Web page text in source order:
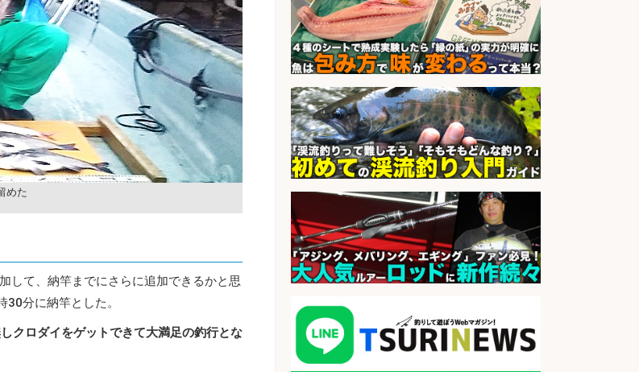
めた
して、納竿までにさらに追加できるかと思
分に納竿とした。
クロダイをゲットできて大満足の釣行とな